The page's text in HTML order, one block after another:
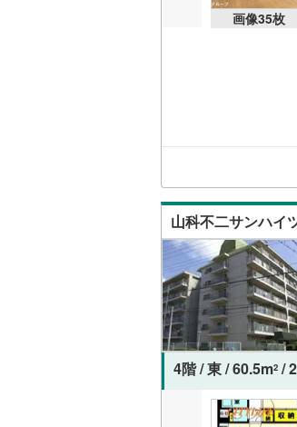
画像35枚
山科不二サンハイ
4階 / 東 / 60.5m2 /